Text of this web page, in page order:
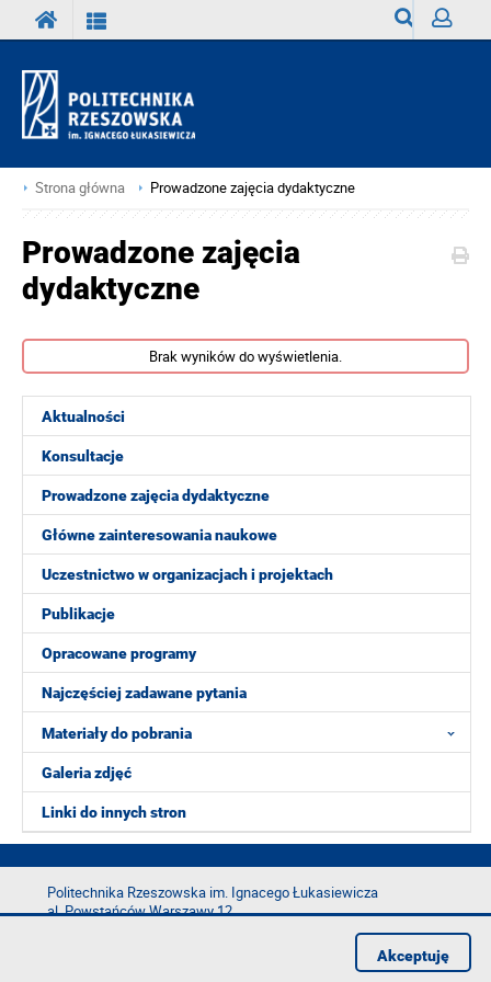
Strona główna Prowadzone zajęcia dydaktyczne
Aktualności
Konsultacje
Prowadzone zajęcia dydaktyczne
Główne zainteresowania naukowe
Uczestnictwo w organizacjach i projektach
Publikacje
Opracowane programy
Najczęściej zadawane pytania
Materiały do pobrania
Galeria zdjęć
Linki do innych stron
Prowadzone zajęcia
dydaktyczne
Brak wyników do wyświetlenia.
Politechnika Rzeszowska im. Ignacego Łukasiewicza
al. Powstańców Warszawy 12
Akceptuję